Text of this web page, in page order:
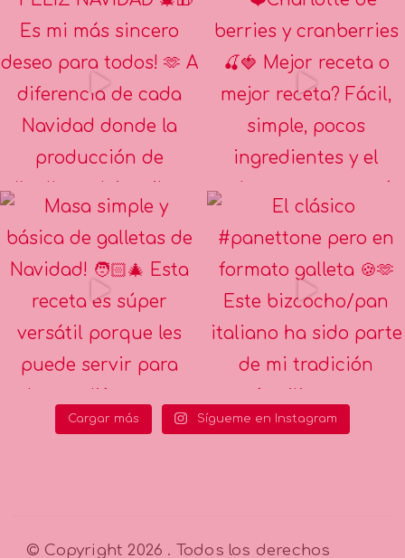
Cargar más Sígueme en Instagram
© Copyright 2026 . Todos los derechos